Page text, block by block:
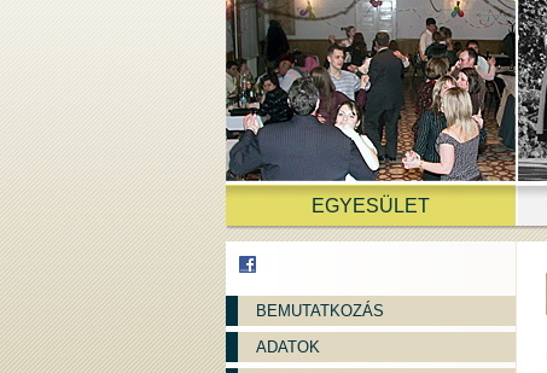
EGYESÜLET
BEMUTATKOZÁS
ADATOK